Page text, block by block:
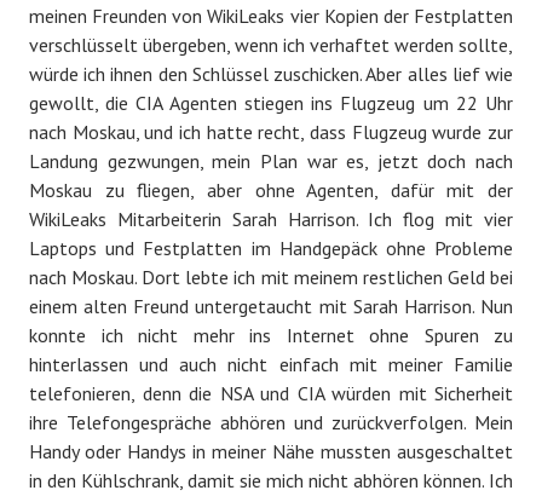
meinen Freunden von WikiLeaks vier Kopien der Festplatten
verschlüsselt übergeben, wenn ich verhaftet werden sollte,
würde ich ihnen den Schlüssel zuschicken. Aber alles lief wie
gewollt, die CIA Agenten stiegen ins Flugzeug um 22 Uhr
nach Moskau, und ich hatte recht, dass Flugzeug wurde zur
Landung gezwungen, mein Plan war es, jetzt doch nach
Moskau zu fliegen, aber ohne Agenten, dafür mit der
WikiLeaks Mitarbeiterin Sarah Harrison. Ich flog mit vier
Laptops und Festplatten im Handgepäck ohne Probleme
nach Moskau. Dort lebte ich mit meinem restlichen Geld bei
einem alten Freund untergetaucht mit Sarah Harrison. Nun
konnte ich nicht mehr ins Internet ohne Spuren zu
hinterlassen und auch nicht einfach mit meiner Familie
telefonieren, denn die NSA und CIA würden mit Sicherheit
ihre Telefongespräche abhören und zurückverfolgen. Mein
Handy oder Handys in meiner Nähe mussten ausgeschaltet
in den Kühlschrank, damit sie mich nicht abhören können. Ich